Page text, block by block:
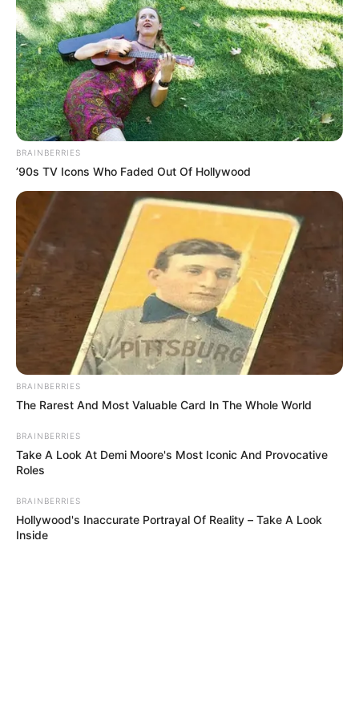
amé', entre otras.
COMPARTIR
ALERTA BOGOTÁ EN GOOGLE NEWS
TEMAS RELACIONADOS
NELSON VELÁSQUEZ JUEZ
VALLENATO
FAMOSOS
MANTÉNGASE EN ALERTA
Tenemos todas las noticias que le
interesan. Para estar bien informado, por
favor, active las notificaciones de Alerta.
ACTIVAR AHORA
TEMAS DESTACADOS
EMERGENCIAS POR LLUVIAS
METRO DE MEDELLÍN
BRAINBERRIES
’90s TV Icons Who Faded Out Of Hollywood
BRAINBERRIES
The Rarest And Most Valuable Card In The Whole World
BRAINBERRIES
Take A Look At Demi Moore's Most Iconic And Provocative
Roles
BRAINBERRIES
Hollywood's Inaccurate Portrayal Of Reality – Take A Look
Inside